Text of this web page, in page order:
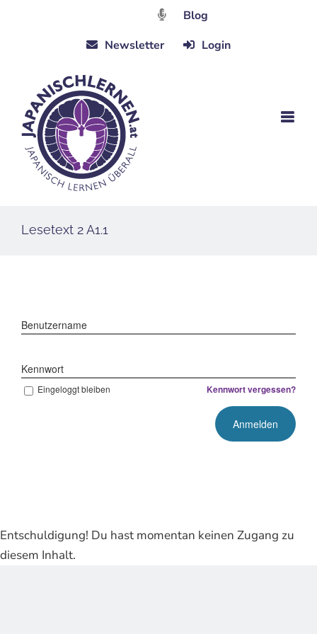
Blog
Newsletter
Login
Lesetext 2 A1.1
Benutzername
Kennwort
Eingeloggt bleiben Kennwort vergessen?
Entschuldigung! Du hast momentan keinen Zugang zu
diesem Inhalt.